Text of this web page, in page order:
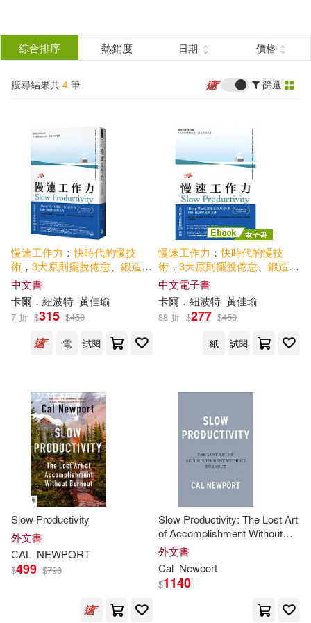
結
分類 (單選)
所有商品(4) 圖書(3)
電子書(1)
作者 (可複選)
卡爾．紐波特(2) CAL(1)
Cal(1) NEWPORT(1)
Newport(1)
出版社 (可複選)
時報出版(2)
Penguin Group (USA) Inc.(1)
配送方式 (可複選)
可超商取貨(3) 可海外宅配(3)
綜合排序 熱銷度 日期 價格
搜尋結果共 4 筆 篩選
慢速工作力 ：快時代的慢技
術 ， 3大原則擺脫倦怠 鍛造更
高成就
中文書
卡爾．紐波特 黃佳瑜
7 折 $315 $450
電
試閱
慢速工作力 ：快時代的慢技
術 ， 3大原則擺脫倦怠 鍛造更
高成就(電子書)
中文電子書
卡爾．紐波特 黃佳瑜
88 折 $277 $450
紙
試閱
Slow Productivity
外文書
CAL NEWPORT
$499 $798
Slow Productivity: The Lost Art
of Accomplishment Without
Burnout
外文書
Cal Newport
$1140